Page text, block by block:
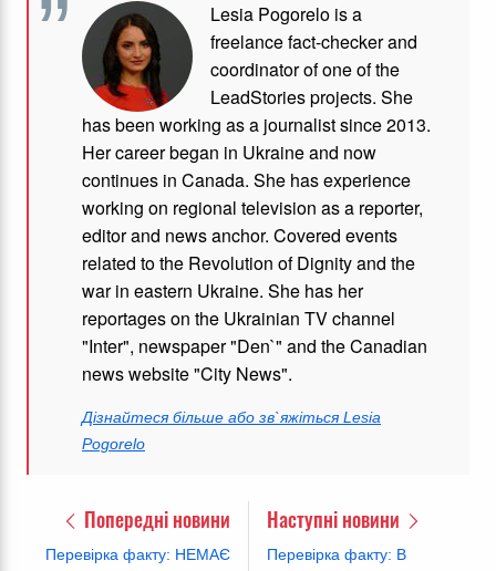
Lesia Pogorelo is a
freelance fact-checker and
coordinator of one of the
LeadStories projects. She
has been working as a journalist since 2013.
Her career began in Ukraine and now
continues in Canada. She has experience
working on regional television as a reporter,
editor and news anchor. Covered events
related to the Revolution of Dignity and the
war in eastern Ukraine. She has her
reportages on the Ukrainian TV channel
"Inter", newspaper "Den`" and the Canadian
news website "City News".
Дізнайтеся більше або зв`яжіться Lesia
Pogorelo
Попередні новини
Перевірка факту: НЕМАЄ
Наступні новини
Перевірка факту: В